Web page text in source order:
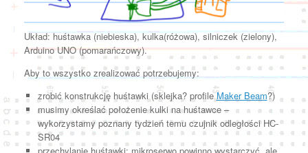
Układ: huśtawka (niebieska), kulka(różowa), silniczek (zielony),
Arduino UNO (pomarańczowy).
Aby to wszystko zrealizować potrzebujemy:
zrobić konstrukcję huśtawki (sklejka? profileMaker Beam?)
musimy określać położenie kulki na huśtawce –
wykorzystamy poznany tydzień temu czujnik odległości HC-
SR04